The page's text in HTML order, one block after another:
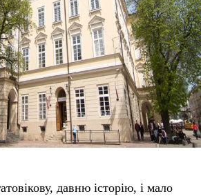
давню історію, і мало